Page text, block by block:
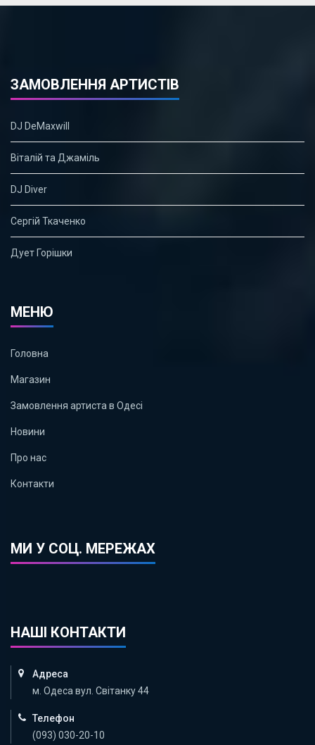
ЗАМОВЛЕННЯ АРТИСТІВ
DJ DeMaxwill
Віталій та Джаміль
DJ Diver
Сергій Ткаченко
Дует Горішки
МЕНЮ
Головна
Магазин
Замовлення артиста в Одесі
Новини
Про нас
Контакти
МИ У СОЦ. МЕРЕЖАХ
НАШІ КОНТАКТИ
Адреса
м. Одеса вул. Світанку 44
Телефон
(093) 030-20-10